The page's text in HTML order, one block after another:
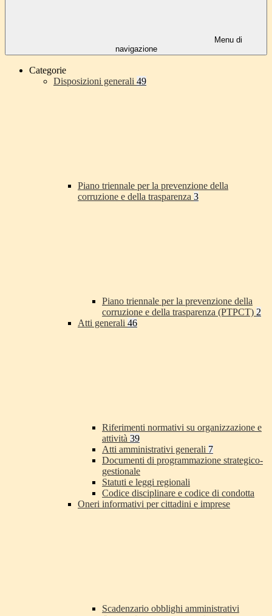
Menu di
navigazione
Categorie
Disposizioni generali 49
Piano triennale per la prevenzione della
corruzione e della trasparenza 3
Piano triennale per la prevenzione della
corruzione e della trasparenza (PTPCT) 2
Atti generali 46
Riferimenti normativi su organizzazione e
attività 39
Atti amministrativi generali 7
Documenti di programmazione strategico-
gestionale
Statuti e leggi regionali
Codice disciplinare e codice di condotta
Oneri informativi per cittadini e imprese
Scadenzario obblighi amministrativi